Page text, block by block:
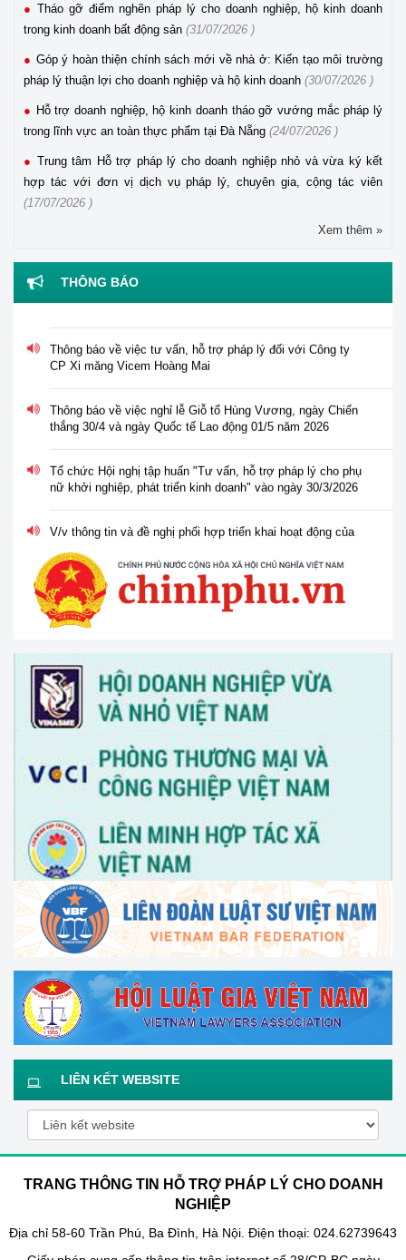
Tháo gỡ điểm nghẽn pháp lý cho doanh nghiệp, hộ kinh doanh
trong kinh doanh bất động sản (31/07/2026 )
Góp ý hoàn thiện chính sách mới về nhà ở: Kiến tạo môi trường
pháp lý thuận lợi cho doanh nghiệp và hộ kinh doanh (30/07/2026 )
Hỗ trợ doanh nghiệp, hộ kinh doanh tháo gỡ vướng mắc pháp lý
trong lĩnh vực an toàn thực phẩm tại Đà Nẵng (24/07/2026 )
Trung tâm Hỗ trợ pháp lý cho doanh nghiệp nhỏ và vừa ký kết
hợp tác với đơn vị dịch vụ pháp lý, chuyên gia, cộng tác viên
(17/07/2026 )
Xem thêm »
THÔNG BÁO
Thông báo tuyển dụng viên chức năm 2026 của Trung tâm
Thông báo về việc tư vấn, hỗ trợ pháp lý đối với Công ty
CP Xi măng Vicem Hoàng Mai
Thông báo về việc nghỉ lễ Giỗ tổ Hùng Vương, ngày Chiến
thắng 30/4 và ngày Quốc tế Lao động 01/5 năm 2026
Tổ chức Hội nghị tập huấn "Tư vấn, hỗ trợ pháp lý cho phụ
nữ khởi nghiệp, phát triển kinh doanh" vào ngày 30/3/2026
V/v thông tin và đề nghị phối hợp triển khai hoạt động của
Trung tâm Hỗ trợ pháp lý cho doanh nghiệp nhỏ và vừa
LIÊN KẾT WEBSITE
TRANG THÔNG TIN HỖ TRỢ PHÁP LÝ CHO DOANH
NGHIỆP
Địa chỉ 58-60 Trần Phú, Ba Đình, Hà Nội. Điện thoại: 024.62739643